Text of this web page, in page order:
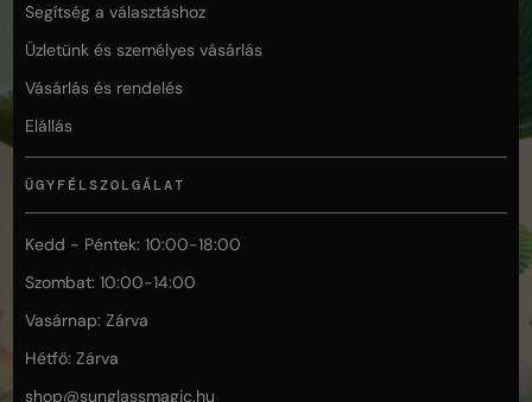
Segítség a választáshoz
Üzletünk és személyes vásárlás
Vásárlás és rendelés
Elállás
ÜGYFÉLSZOLGÁLAT
Kedd - Péntek: 10:00-18:00
Szombat: 10:00-14:00
Vasárnap: Zárva
Hétfő: Zárva
shop@sunglassmagic.hu